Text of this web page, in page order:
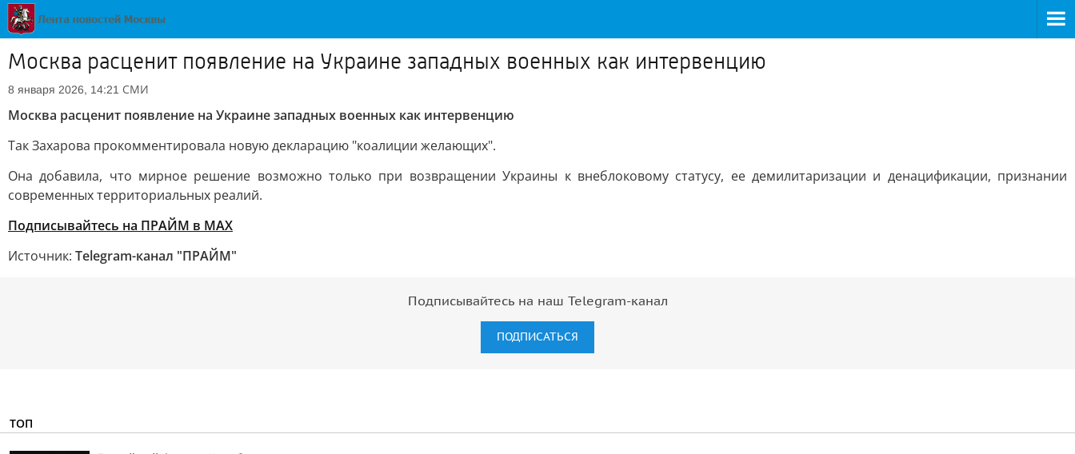
Москва расценит появление на Украине западных военных как интервенцию
8 января 2026, 14:21 СМИ
Москва расценит появление на Украине западных военных как интервенцию
Так Захарова прокомментировала новую декларацию "коалиции желающих".
Она добавила, что мирное решение возможно только при возвращении Украины к внеблоковому статусу, ее демилитаризации и денацификации, признании
современных территориальных реалий.
Подписывайтесь на ПРАЙМ в MAX
Источник: Telegram-канал "ПРАЙМ"
Подписывайтесь на наш Telegram-канал
ПОДПИСАТЬСЯ
ТОП